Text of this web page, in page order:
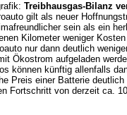
Treibhausgas-Bilanz
gilt als neuer
sein als ein
Kilometer weniger
nur dann deutlich
Ökostrom aufgeladen
können künftig allenfalls
Preis einer Batterie
Fortschritt von derzeit ca.